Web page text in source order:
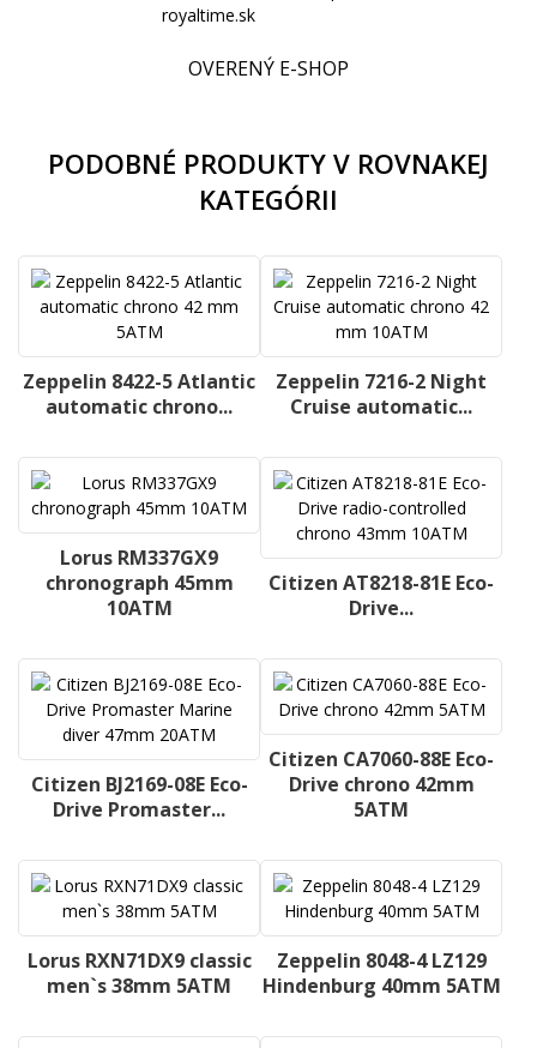
OVERENÝ E-SHOP
PODOBNÉ PRODUKTY V ROVNAKEJ
KATEGÓRII
Zeppelin 8422-5 Atlantic
automatic chrono...
Zeppelin 7216-2 Night
Cruise automatic...
Lorus RM337GX9
chronograph 45mm
10ATM
Citizen AT8218-81E Eco-
Drive...
Citizen BJ2169-08E Eco-
Drive Promaster...
Citizen CA7060-88E Eco-
Drive chrono 42mm
5ATM
Lorus RXN71DX9 classic
men`s 38mm 5ATM
Zeppelin 8048-4 LZ129
Hindenburg 40mm 5ATM